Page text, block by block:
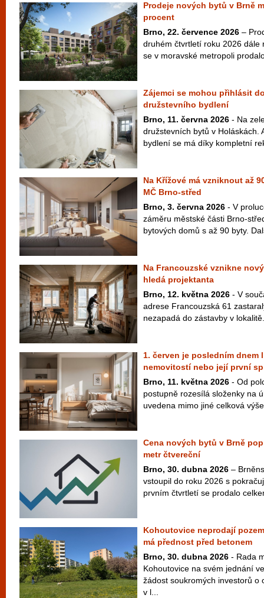
Prodeje nových bytů v Brně
procent
Brno, 22. července 2026 –
druhém čtvrtletí roku 2026 dále
se v moravské metropoli
Zájemci se mohou přihlásit
družstevního bydlení
Brno, 11. června 2026 - Na
družstevních bytů v Holáskách.
bydlení se má díky kompletní
Na Křížové má vzniknout až
MČ Brno-střed
Brno, 3. června 2026 - V
záměru městské části Brno-
bytových domů s až 90 byty.
Na Francouzské vznikne
hledá projektanta
Brno, 12. května 2026 - V
adrese Francouzská 61
nezapadá do zástavby v
1. červen je posledním dnem
nemovitostí nebo její první
Brno, 11. května 2026 - Od
postupně rozesílá složenky na
uvedena mimo jiné celková
Cena nových bytů v Brně
metr čtvereční
Brno, 30. dubna 2026 –
vstoupil do roku 2026 s
prvním čtvrtletí se prodalo
Kohoutovice neprodají
má přednost před betonem
Brno, 30. dubna 2026 - Rada
Kohoutovice na svém jednání
žádost soukromých investorů o
v l...